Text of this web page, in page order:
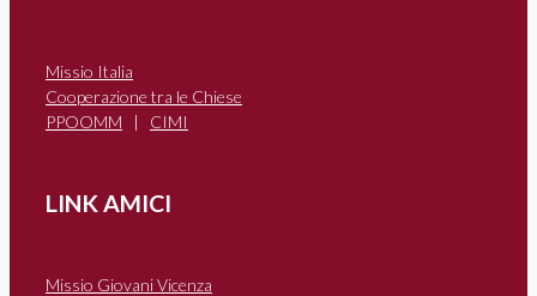
Missio Italia
Cooperazione tra le Chiese
PPOOMM | CIMI
LINK AMICI
Missio Giovani Vicenza